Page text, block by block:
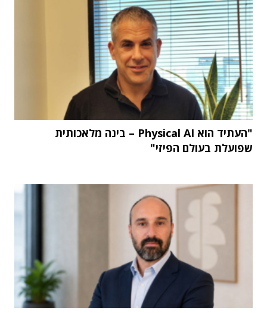
"העתיד הוא Physical AI – בינה מלאכותית
שפועלת בעולם הפיזי"